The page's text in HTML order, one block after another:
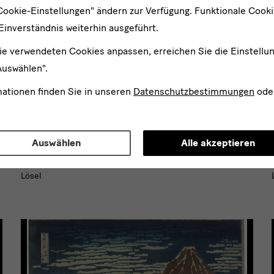
hinzufügen
Masken und Kronen. Festkultur und Machtrepräsentation
Lösel
Einstellungen" ändern zur Verfügung. Funktionale
weiterhin ausgeführt.
verwendeten Cookies anpassen, erreichen Sie die
finden Sie in unseren Datenschutzbestimmungen
Auswählen Alle akzeptieren